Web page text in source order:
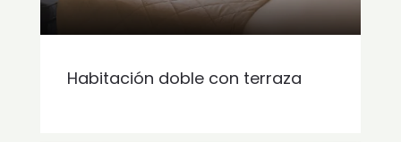
Habitación doble con terraza